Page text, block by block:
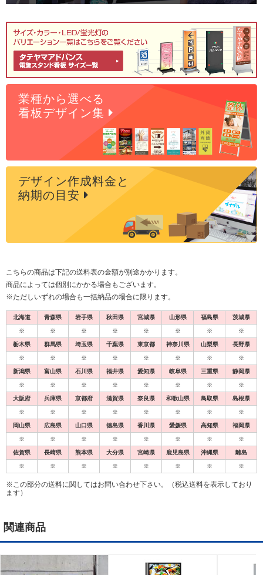
業種から選べる
看板デザイン集
デザイン作成料金と
納期の目安
こちらの商品は下記の送料表の金額が別途かかります。
商品によっては個別にかかる場合もございます。
※ただしいずれの場合も一括納品の場合に限ります。
※この部分の送料に関してはお問い合わせ下さい。（税込送料を表示しており
ます）
北海道 青森県 岩手県 秋田県 宮城県 山形県 福島県 茨城県
※ ※ ※ ※ ※ ※ ※ ※
栃木県 群馬県 埼玉県 千葉県 東京都 神奈川県 山梨県 長野県
※ ※ ※ ※ ※ ※ ※ ※
新潟県 富山県 石川県 福井県 愛知県 岐阜県 三重県 静岡県
※ ※ ※ ※ ※ ※ ※ ※
大阪府 兵庫県 京都府 滋賀県 奈良県 和歌山県 鳥取県 島根県
※ ※ ※ ※ ※ ※ ※ ※
岡山県 広島県 山口県 徳島県 香川県 愛媛県 高知県 福岡県
※ ※ ※ ※ ※ ※ ※ ※
佐賀県 長崎県 熊本県 大分県 宮崎県 鹿児島県 沖縄県 離島
※ ※ ※ ※ ※ ※ ※ ※
関連商品